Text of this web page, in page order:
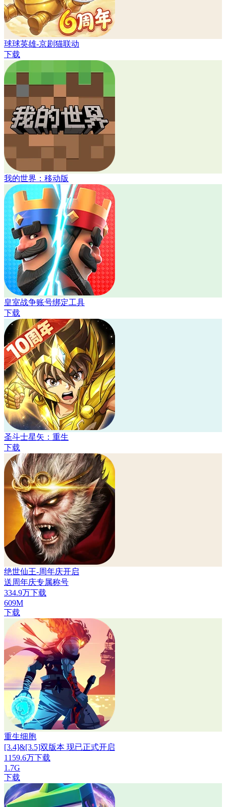
球球英雄-京剧猫联动
下载
我的世界：移动版
皇室战争账号绑定工具
下载
圣斗士星矢：重生
下载
绝世仙王-周年庆开启
送周年庆专属称号
334.9万下载
609M
下载
重生细胞
[3.4]&[3.5]双版本 现已正式开启
1159.6万下载
1.7G
下载